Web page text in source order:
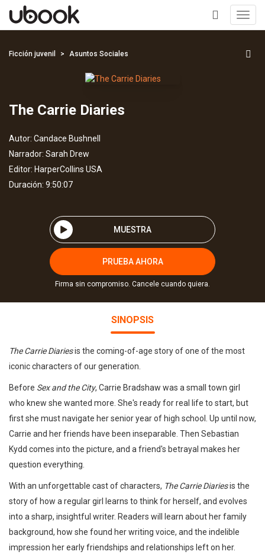
+
Ficción juvenil Asuntos Sociales
The Carrie Diaries
Autor: Candace Bushnell
Narrador: Sarah Drew
Editor: HarperCollins USA
Duración: 9:50:07
MUESTRA
PRUEBA AHORA
Firma sin compromiso. Cancele cuando quiera.
SINOPSIS
The Carrie Diariesis the coming-of-age story of one of the most
iconic characters of our generation.
Before Sex and the City, Carrie Bradshaw was a small town girl
who knew she wanted more. She's ready for real life to start, but
first she must navigate her senior year of high school. Up until now,
Carrie and her friends have been inseparable. Then Sebastian
Kydd comes into the picture, and a friend's betrayal makes her
question everything.
With an unforgettable cast of characters, The Carrie Diariesis the
story of how a regular girl learns to think for herself, and evolves
into a sharp, insightful writer. Readers will learn about her family
background, how she found her writing voice, and the indelible
impression her early friendships and relationships left on her.